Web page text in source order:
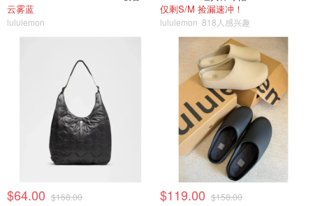
云雾蓝
lululemon
仅剩S/M 捡漏速冲！
lululemon 818人感兴趣
$64.00 $168.00 $119.00 $158.00